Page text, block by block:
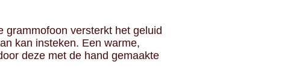
grammofoon versterkt het geluid
kan insteken. Een warme,
deze met de hand gemaakte